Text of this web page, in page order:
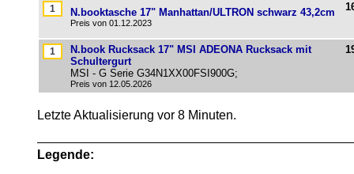
N.booktasche 17" Manhattan/ULTRON schwarz 43,2cm
Preis von 01.12.2023
N.book Rucksack 17" MSI ADEONA Rucksack mit
Schultergurt
MSI - G Serie G34N1XX00FSI900G;
Preis von 12.05.2026
Letzte Aktualisierung vor 8 Minuten.
Legende: